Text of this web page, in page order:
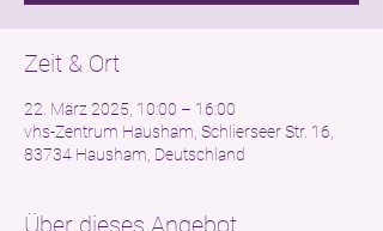
Zeit & Ort
22. März 2025, 10:00 – 16:00
vhs-Zentrum Hausham, Schlierseer Str. 16,
83734 Hausham, Deutschland
Über dieses Angebot